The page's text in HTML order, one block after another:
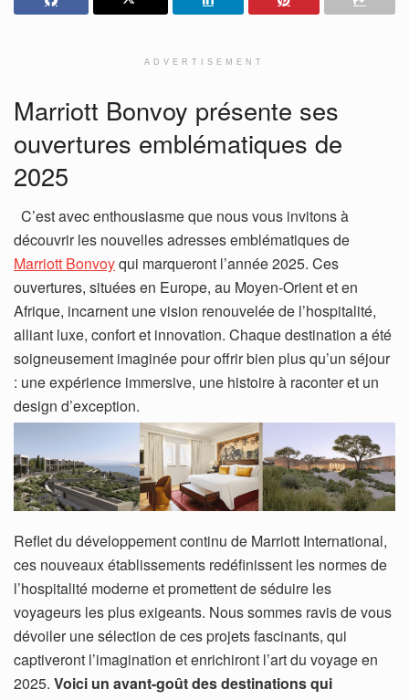
ADVERTISEMENT
Marriott Bonvoy présente ses
ouvertures emblématiques de
2025
C’est avec enthousiasme que nous vous invitons à
découvrir les nouvelles adresses emblématiques de
Marriott Bonvoyqui marqueront l’année 2025. Ces
ouvertures, situées en Europe, au Moyen-Orient et en
Afrique, incarnent une vision renouvelée de l’hospitalité,
alliant luxe, confort et innovation. Chaque destination a été
soigneusement imaginée pour offrir bien plus qu’un séjour
: une expérience immersive, une histoire à raconter et un
design d’exception.
Reflet du développement continu de Marriott International,
ces nouveaux établissements redéfinissent les normes de
l’hospitalité moderne et promettent de séduire les
voyageurs les plus exigeants. Nous sommes ravis de vous
dévoiler une sélection de ces projets fascinants, qui
captiveront l’imagination et enrichiront l’art du voyage en
2025. Voici un avant-goût des destinations qui